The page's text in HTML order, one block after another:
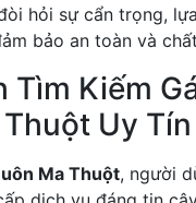
hỏi sự cẩn trọng,
bảo an toàn và
Tìm Kiếm
Uy Tín
Ma Thuột, người